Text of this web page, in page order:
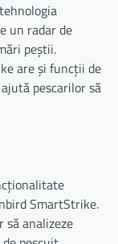
un radar de
peștii.
are și funcții de
pescarilor să
SmartStrike.
analizeze